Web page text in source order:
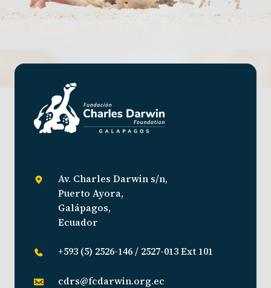
Av. Charles Darwin s/n,
Puerto Ayora,
Galápagos,
Ecuador
+593 (5) 2526-146 / 2527-013 Ext 101
cdrs@fcdarwin.org.ec